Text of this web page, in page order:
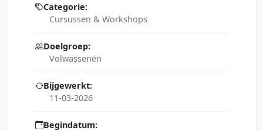
Categorie:
Cursussen & Workshops
Doelgroep:
Volwassenen
Bijgewerkt:
11-03-2026
Begindatum: